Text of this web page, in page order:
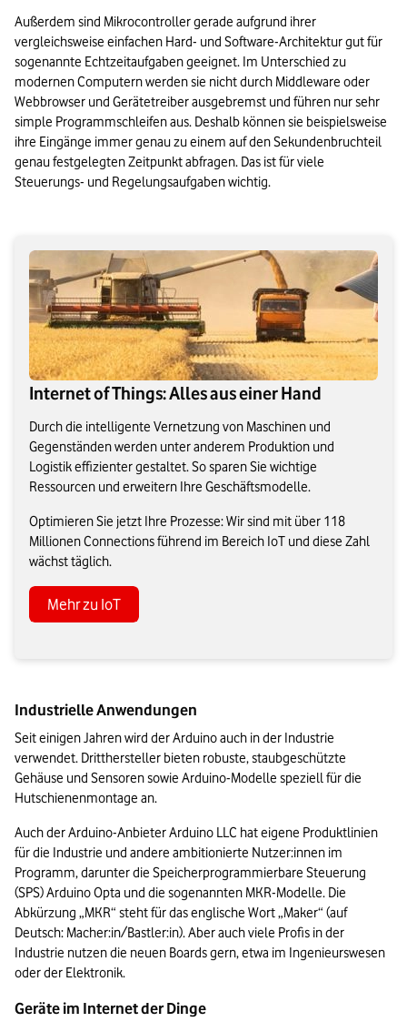
Außerdem sind Mikrocontroller gerade aufgrund ihrer
vergleichsweise einfachen Hard- und Software-Architektur gut für
sogenannte Echtzeitaufgaben geeignet. Im Unterschied zu
modernen Computern werden sie nicht durch Middleware oder
Webbrowser und Gerätetreiber ausgebremst und führen nur sehr
simple Programmschleifen aus. Deshalb können sie beispielsweise
ihre Eingänge immer genau zu einem auf den Sekundenbruchteil
genau festgelegten Zeitpunkt abfragen. Das ist für viele
Steuerungs- und Regelungsaufgaben wichtig.
Internet of Things: Alles aus einer Hand
Durch die intelligente Vernetzung von Maschinen und
Gegenständen werden unter anderem Produktion und
Logistik effizienter gestaltet. So sparen Sie wichtige
Ressourcen und erweitern Ihre Geschäftsmodelle.
Optimieren Sie jetzt Ihre Prozesse: Wir sind mit über 118
Millionen Connections führend im Bereich IoT und diese Zahl
wächst täglich.
Mehr zu IoT
Industrielle Anwendungen
Seit einigen Jahren wird der Arduino auch in der Industrie
verwendet. Dritthersteller bieten robuste, staubgeschützte
Gehäuse und Sensoren sowie Arduino-Modelle speziell für die
Hutschienenmontage an.
Auch der Arduino-Anbieter Arduino LLC hat eigene Produktlinien
für die Industrie und andere ambitionierte Nutzer:innen im
Programm, darunter die Speicherprogrammierbare Steuerung
(SPS) Arduino Opta und die sogenannten MKR-Modelle. Die
Abkürzung „MKR“ steht für das englische Wort „Maker“ (auf
Deutsch: Macher:in/Bastler:in). Aber auch viele Profis in der
Industrie nutzen die neuen Boards gern, etwa im Ingenieurswesen
oder der Elektronik.
Geräte im Internet der Dinge